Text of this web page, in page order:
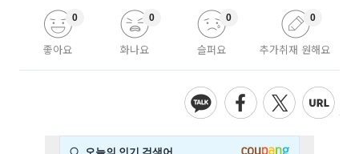
좋아요
0
화나요
0
슬퍼요
0
추가취재 원해요
0